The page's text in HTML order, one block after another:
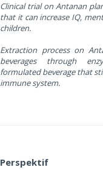
Clinical trial on Antanan
that it can increase IQ,
children.
Extraction process on
beverages through
formulated beverage that
immune system.
Perspektif